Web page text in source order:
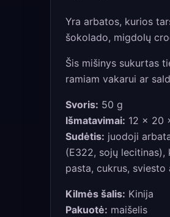
Yra arbatos, kurios
šokolado, migdolų
Šis mišinys sukurtas
ramiam vakarui ar
Svoris: 50 g
Išmatavimai: 12 × 20
Sudėtis: juodoji
(E322, sojų
pasta, cukrus,
Kilmės šalis: Kinija
Pakuotė: maišelis